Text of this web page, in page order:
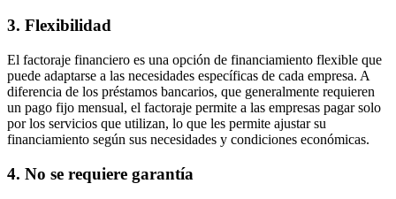
3. Flexibilidad
El factoraje financiero es una opción de financiamiento flexible que
puede adaptarse a las necesidades específicas de cada empresa. A
diferencia de los préstamos bancarios, que generalmente requieren
un pago fijo mensual, el factoraje permite a las empresas pagar solo
por los servicios que utilizan, lo que les permite ajustar su
financiamiento según sus necesidades y condiciones económicas.
4. No se requiere garantía